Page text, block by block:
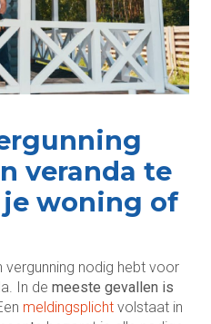
veranda te
woning of
nodig hebt voor
In de meeste gevallen is
meldingsplicht volstaat in